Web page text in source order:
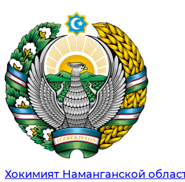
Хокимият Наманганской